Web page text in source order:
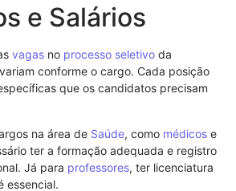
e Salários
vagas no processo seletivo da
conforme o cargo. Cada posição
que os candidatos precisam
na área de Saúde, como médicos e
ter a formação adequada e registro
Já para professores, ter licenciatura
essencial.